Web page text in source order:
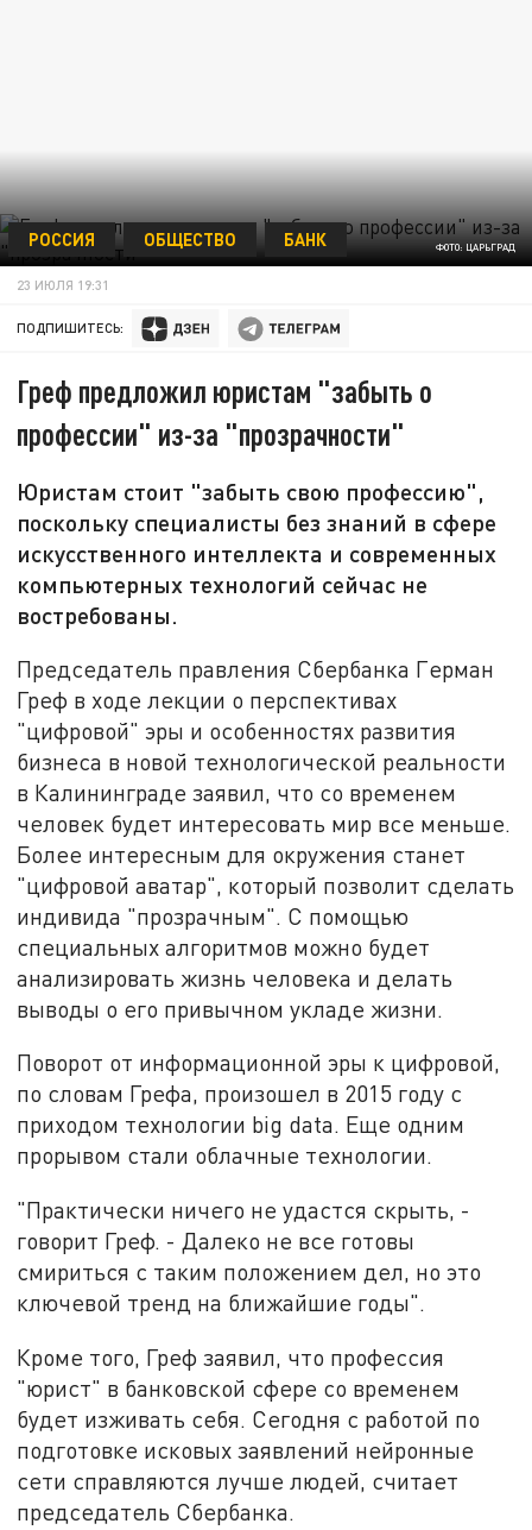
ФОТО: ЦАРЬГРАД
РОССИЯ ОБЩЕСТВО БАНК
23 ИЮЛЯ 19:31
ПОДПИШИТЕСЬ:
Греф предложил юристам "забыть о
профессии" из-за "прозрачности"
Юристам стоит "забыть свою профессию",
поскольку специалисты без знаний в сфере
искусственного интеллекта и современных
компьютерных технологий сейчас не
востребованы.
Председатель правления Сбербанка Герман
Греф в ходе лекции о перспективах
"цифровой" эры и особенностях развития
бизнеса в новой технологической реальности
в Калининграде заявил, что со временем
человек будет интересовать мир все меньше.
Более интересным для окружения станет
"цифровой аватар", который позволит сделать
индивида "прозрачным". С помощью
специальных алгоритмов можно будет
анализировать жизнь человека и делать
выводы о его привычном укладе жизни.
Поворот от информационной эры к цифровой,
по словам Грефа, произошел в 2015 году с
приходом технологии big data. Еще одним
прорывом стали облачные технологии.
"Практически ничего не удастся скрыть, -
говорит Греф. - Далеко не все готовы
смириться с таким положением дел, но это
ключевой тренд на ближайшие годы".
Кроме того, Греф заявил, что профессия
"юрист" в банковской сфере со временем
будет изживать себя. Сегодня с работой по
подготовке исковых заявлений нейронные
сети справляются лучше людей, считает
председатель Сбербанка.